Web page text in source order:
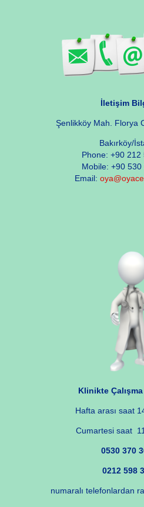
İletişim
Şenlikköy Mah. Florya
Bakırköy/
Phone: +90 212
Mobile: +90
Email:
Klinikte
Hafta arası saat
Cumartesi saat
0530 370
0212 598
numaralı telefonlardan